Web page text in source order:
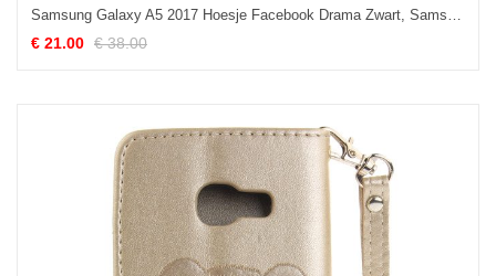
Samsung Galaxy A5 2017 Hoesje Facebook Drama Zwart, Samsung Galaxy A5 2017 Hoesje Mobiele Telefoon Siliconen
€ 21.00 € 38.00